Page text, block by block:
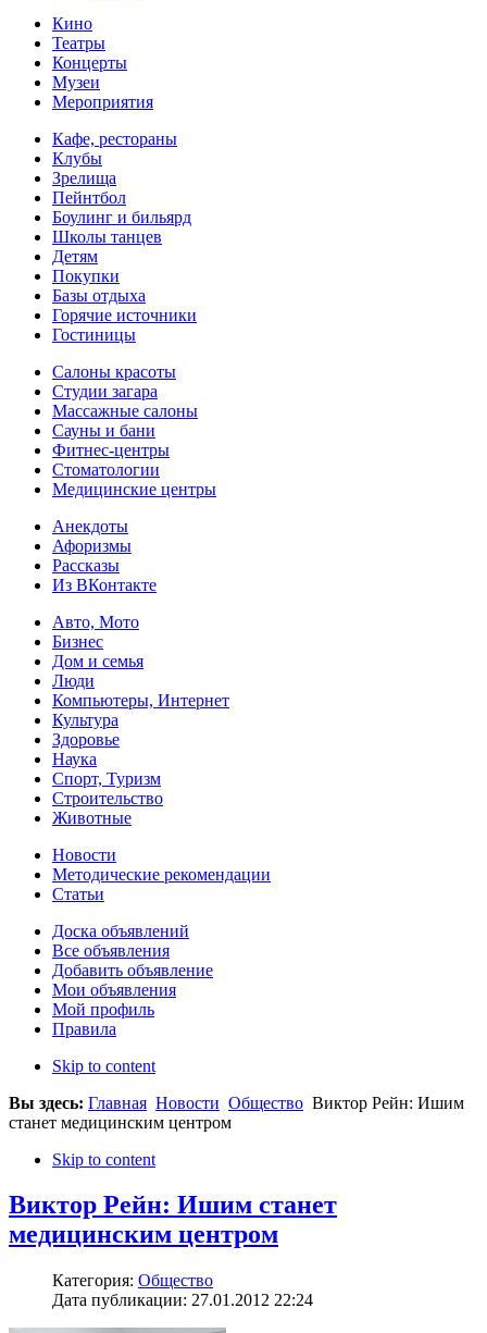
Кино
Театры
Концерты
Музеи
Мероприятия
Кафе, рестораны
Клубы
Зрелища
Пейнтбол
Боулинг и бильярд
Школы танцев
Детям
Покупки
Базы отдыха
Горячие источники
Гостиницы
Салоны красоты
Студии загара
Массажные салоны
Сауны и бани
Фитнес-центры
Стоматологии
Медицинские центры
Анекдоты
Афоризмы
Рассказы
Из ВКонтакте
Авто, Мото
Бизнес
Дом и семья
Люди
Компьютеры, Интернет
Культура
Здоровье
Наука
Спорт, Туризм
Строительство
Животные
Новости
Методические рекомендации
Статьи
Доска объявлений
Все объявления
Добавить объявление
Мои объявления
Мой профиль
Правила
Skip to content
Вы здесь: Главная Новости Общество Виктор Рейн: Ишим
станет медицинским центром
Skip to content
Виктор Рейн: Ишим станет
медицинским центром
Категория: Общество
Дата публикации: 27.01.2012 22:24